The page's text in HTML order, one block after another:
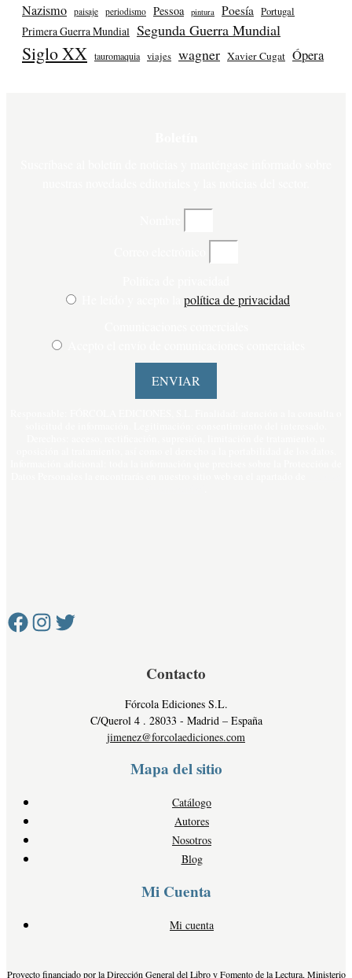
Nazismo paisaje periodismo Pessoa pintura Poesía Portugal
Primera Guerra Mundial Segunda Guerra Mundial
Siglo XX tauromaquia viajes wagner Xavier Cugat Ópera
política de privacidad
ENVIAR
Contacto
Fórcola Ediciones S.L.
C/Querol 4 . 28033 - Madrid – España
jimenez@forcolaediciones.com
Mapa del sitio
Catálogo
Autores
Nosotros
Blog
Mi Cuenta
Mi cuenta
Proyecto financiado por la Dirección General del Libro y Fomento de la Lectura, Ministerio